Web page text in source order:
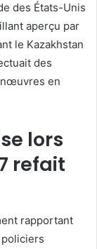
des États-Unis
aperçu par
le Kazakhstan
des
en
lors
refait
rapportant